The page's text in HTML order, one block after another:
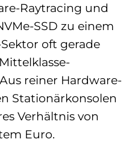
Raytracing und
SSD zu einem
oft gerade
reiner Hardware-
Stationärkonsolen
Verhältnis von
Euro.